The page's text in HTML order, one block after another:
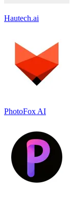
Hautech.ai
PhotoFox AI